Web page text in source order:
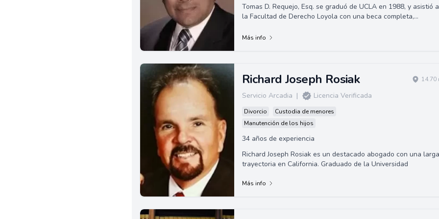
Tomas D. Requejo, Esq. se graduó de UCLA en 1988, y asistió a
la Facultad de Derecho Loyola con una beca completa,
Más info
Richard Joseph Rosiak
Servicio Arcadia | Licencia Verificada
Divorcio
Custodia de menores
Manutención de los hijos
34 años de experiencia
14.70
Richard Joseph Rosiak es un destacado abogado con una larga
trayectoria en California. Graduado de la Universidad
Más info